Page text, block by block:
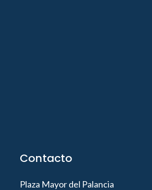
Contacto
Plaza Mayor del Palancia